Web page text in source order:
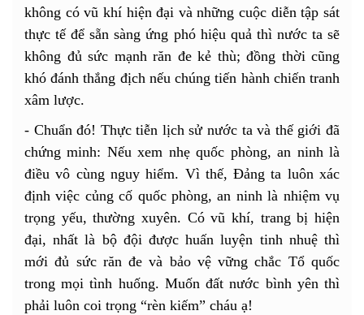
không có vũ khí hiện đại và những cuộc diễn tập sát
thực tế để sẵn sàng ứng phó hiệu quả thì nước ta sẽ
không đủ sức mạnh răn đe kẻ thù; đồng thời cũng
khó đánh thắng địch nếu chúng tiến hành chiến tranh
xâm lược.
- Chuẩn đó! Thực tiễn lịch sử nước ta và thế giới đã
chứng minh: Nếu xem nhẹ quốc phòng, an ninh là
điều vô cùng nguy hiểm. Vì thế, Đảng ta luôn xác
định việc củng cố quốc phòng, an ninh là nhiệm vụ
trọng yếu, thường xuyên. Có vũ khí, trang bị hiện
đại, nhất là bộ đội được huấn luyện tinh nhuệ thì
mới đủ sức răn đe và bảo vệ vững chắc Tổ quốc
trong mọi tình huống. Muốn đất nước bình yên thì
phải luôn coi trọng “rèn kiếm” cháu ạ!